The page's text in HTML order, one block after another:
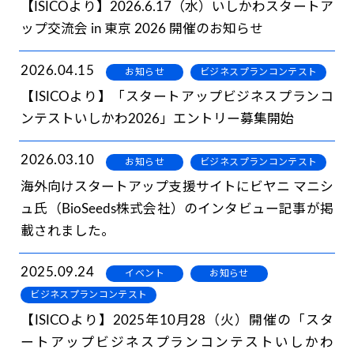
【ISICOより】2026.6.17（水）いしかわスタートア
ップ交流会 in 東京 2026 開催のお知らせ
2026.04.15 お知らせ ビジネスプランコンテスト
【ISICOより】「スタートアップビジネスプランコ
ンテストいしかわ2026」エントリー募集開始
2026.03.10 お知らせ ビジネスプランコンテスト
海外向けスタートアップ支援サイトにビヤニ マニシ
ュ氏（BioSeeds株式会社）のインタビュー記事が掲
載されました。
2025.09.24 イベント お知らせ
ビジネスプランコンテスト
【ISICOより】2025年10月28（火）開催の「スタ
ートアップビジネスプランコンテストいしかわ